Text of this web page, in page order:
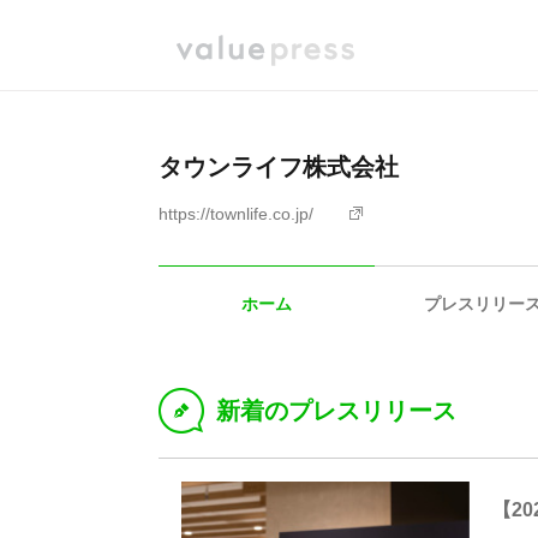
タウンライフ株式会社
https://townlife.co.jp/
ホーム プレスリリー
D 新着のプレスリリース
【